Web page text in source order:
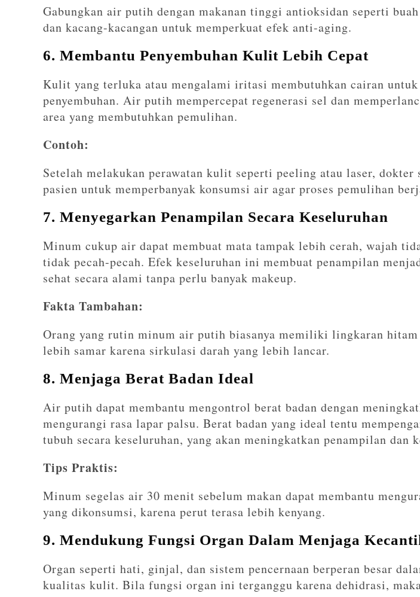
Gabungkan air putih dengan makanan tinggi antioksidan seperti
dan kacang-kacangan untuk memperkuat efek anti-aging.
6. Membantu Penyembuhan Kulit Lebih Cepat
Kulit yang terluka atau mengalami iritasi membutuhkan cairan untuk
penyembuhan. Air putih mempercepat regenerasi sel dan
area yang membutuhkan pemulihan.
Contoh:
Setelah melakukan perawatan kulit seperti peeling atau laser, dokter
pasien untuk memperbanyak konsumsi air agar proses pemulihan
7. Menyegarkan Penampilan Secara Keseluruhan
Minum cukup air dapat membuat mata tampak lebih cerah, wajah
tidak pecah-pecah. Efek keseluruhan ini membuat penampilan
sehat secara alami tanpa perlu banyak makeup.
Fakta Tambahan:
Orang yang rutin minum air putih biasanya memiliki lingkaran hitam
lebih samar karena sirkulasi darah yang lebih lancar.
8. Menjaga Berat Badan Ideal
Air putih dapat membantu mengontrol berat badan dengan
mengurangi rasa lapar palsu. Berat badan yang ideal tentu
tubuh secara keseluruhan, yang akan meningkatkan penampilan dan
Tips Praktis:
Minum segelas air 30 menit sebelum makan dapat membantu
yang dikonsumsi, karena perut terasa lebih kenyang.
9. Mendukung Fungsi Organ Dalam Menjaga
Organ seperti hati, ginjal, dan sistem pencernaan berperan besar
kualitas kulit. Bila fungsi organ ini terganggu karena dehidrasi,